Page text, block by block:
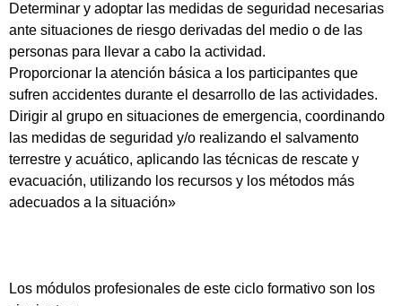
Determinar y adoptar las medidas de seguridad necesarias
ante situaciones de riesgo derivadas del medio o de las
personas para llevar a cabo la actividad.
Proporcionar la atención básica a los participantes que
sufren accidentes durante el desarrollo de las actividades.
Dirigir al grupo en situaciones de emergencia, coordinando
las medidas de seguridad y/o realizando el salvamento
terrestre y acuático, aplicando las técnicas de rescate y
evacuación, utilizando los recursos y los métodos más
adecuados a la situación»
Los módulos profesionales de este ciclo formativo son los